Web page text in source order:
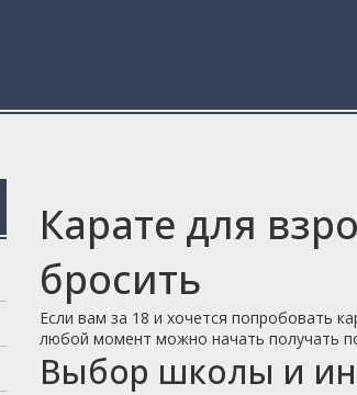
Карате для
бросить
Если вам за 18 и хочется попробовать
любой момент можно начать получать
Выбор школы и